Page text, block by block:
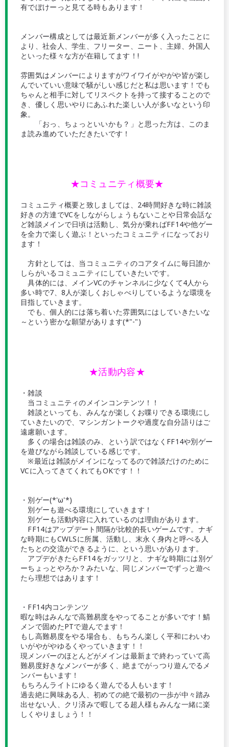
有でぼけーっと見てる時もあります！
メンバー構成としては最近新メンバーが多く入ったことに
より、社会人、学生、フリーター、ニート、主婦、外国人
といった様々な方が在籍してます！!
雰囲気はメンバーによりますがワイワイがやがや皆が楽し
んでいていい意味で騒がしい感じだと私は思います！でも
ちゃんと相手に対してリスペクトを持って接することので
き、優しく思いやりにあふれた楽しい人が多いなという印
象。
「おっ、ちょっといいかも？」と思った方は、このま
ま読み進めていただきたいです！
★コミュニティ概要★
コミュニティ概要と致しましては、24時間好きな時に雑談
好きの方達でVCをしながらしょうもないことや日常会話な
ど雑談メインで日頃は活動し、気分が乗ればFF14や他ゲー
を全力で楽しく遊ぶ！といったコミュニティになっており
ます！
方針としては、当コミュニティのコアタイムに毎日誰か
しらがいるコミュニティにしていきたいです。
具体的には、メインVCのチャンネルに少なくて4人から
多い時で7、8人が楽しくおしゃべりしているような環境を
目指していきます。
でも、個人的には落ち着いた雰囲気にはしていきたいな
～という密かな願望があります(*"-")
★活動内容★
・雑談
当コミュニティのメインコンテンツ！！
雑談といっても、みんなが楽しくお喋りできる環境にし
ていきたいので、マシンガントークや過度な自分語りはご
遠慮願います。
多くの場合は雑談のみ、という訳ではなくFF14や別ゲー
を遊びながら雑談している感じです。
※最近は雑談がメインになってるので雑談だけのために
VCに入ってきてくれてもOKです！！
・別ゲー(*'ω'*)
別ゲーも遊べる環境にしていきます！
別ゲーも活動内容に入れているのは理由があります。
FF14はアップデート間隔が比較的長いゲームです。ナギ
な時期にもCWLSに所属、活動し、末永く身内と呼べる人
たちとの交流ができるように、という思いがあります。
アプデがきたらFF14をガッツリと、ナギな時期には別ゲ
ーちょっとやろか？みたいな、同じメンバーでずっと遊べ
たら理想ではあります！
・FF14内コンテンツ
暇な時はみんなで高難易度をやってることが多いです！鯖
メンで固めたPTで遊んでます！
もし高難易度をやる場合も、もちろん楽しく平和にわいわ
いがやがやゆるくやっていきます！！
現メンバーのほとんどがメインは最新まで終わっていて高
難易度好きなメンバーが多く、絶までがっつり遊んでるメ
ンバーもいます！
もちろんライトにゆるく遊んでる人もいます！
過去絶に興味ある人、初めての絶で最初の一歩が中々踏み
出せない人、クリ済みで暇してる超人様もみんな一緒に楽
しくやりましょう！！